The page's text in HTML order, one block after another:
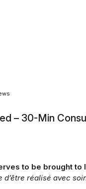
– 30-Min
to be brought to
d’être réalisé avec